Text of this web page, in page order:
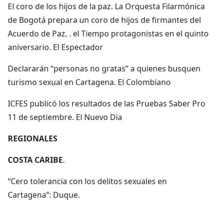
El coro de los hijos de la paz. La Orquesta Filarmónica
de Bogotá prepara un coro de hijos de firmantes del
Acuerdo de Paz, . el Tiempo protagonistas en el quinto
aniversario. El Espectador
Declararán “personas no gratas” a quienes busquen
turismo sexual en Cartagena. El Colombiano
ICFES publicó los resultados de las Pruebas Saber Pro
11 de septiembre. El Nuevo Dia
REGIONALES
COSTA CARIBE.
“Cero tolerancia con los delitos sexuales en
Cartagena”: Duque.